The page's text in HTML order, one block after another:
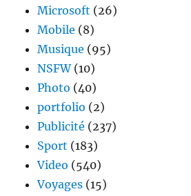
Microsoft (26)
Mobile (8)
Musique (95)
NSFW(10)
Photo (40)
portfolio (2)
Publicité (237)
Sport (183)
Video (540)
Voyages (15)